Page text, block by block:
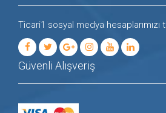
Ticari1 sosyal medya hesaplarımızı
Güvenli Alışveriş